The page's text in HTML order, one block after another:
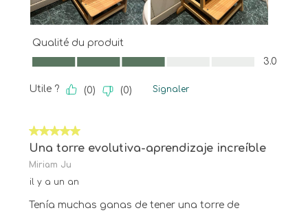
Qualité du produit
Qualité du produit, 3.0 sur 5
3.0
Utile ? (0) (0) Signaler
5 sur 5 étoiles.
Una torre evolutiva-aprendizaje increíble
Miriam Ju
il y a un an
Tenía muchas ganas de tener una torre de